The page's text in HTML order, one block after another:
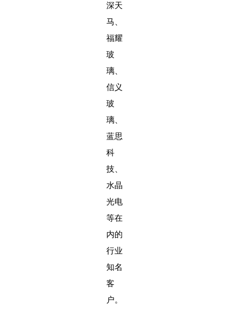
深天
马、
福耀
玻
璃、
信义
玻
璃、
蓝思
科
技、
水晶
光电
等在
内的
行业
知名
客
户。